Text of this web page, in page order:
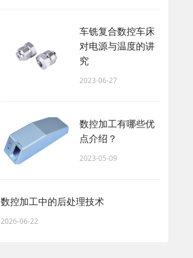
车铣复合数控车床
对电源与温度的讲
究
2023-06-27
数控加工有哪些优
点介绍？
2023-05-09
数控加工中的后处理技术
2026-06-22